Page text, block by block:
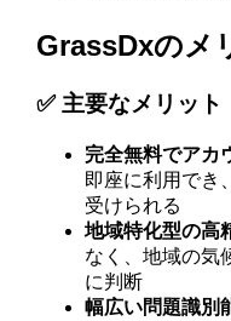
GrassDxのメ
✅ 主要なメリット
完全無料でアカ
即座に利用でき
受けられる
地域特化型の高
なく、地域の気
に判断
幅広い問題識別